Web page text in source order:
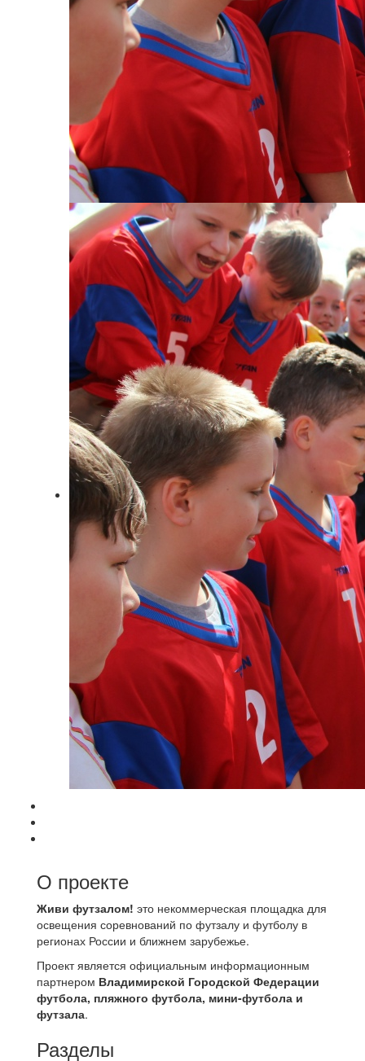
О проекте
Живи футзалом! это некоммерческая площадка для
освещения соревнований по футзалу и футболу в
регионах России и ближнем зарубежье.
Проект является официальным информационным
партнером Владимирской Городской Федерации
футбола, пляжного футбола, мини-футбола и
футзала.
Разделы